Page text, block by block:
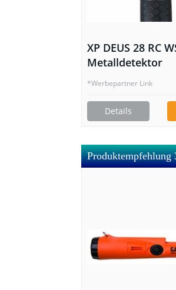
XP DEUS 28 RC
Metalldetektor
*Werbepartner Link
Details
Produktempfehlung